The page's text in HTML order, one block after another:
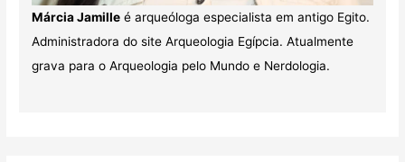
Márcia Jamilleé arqueóloga especialista em antigo Egito.
Administradora do site Arqueologia Egípcia. Atualmente
grava para o Arqueologia pelo Mundo e Nerdologia.